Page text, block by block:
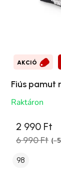
AKCIÓ
Fiús pamut
Raktáron
2 990 Ft
6 990 Ft
98